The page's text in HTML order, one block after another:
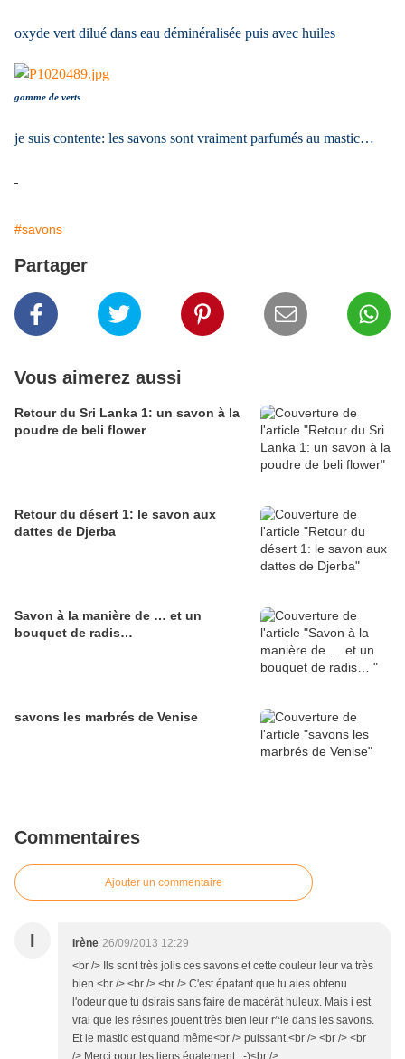
oxyde vert dilué dans eau déminéralisée puis avec huiles
gamme de verts
je suis contente: les savons sont vraiment parfumés au mastic…
#savons
Partager
Vous aimerez aussi
Retour du Sri Lanka 1: un savon à la
poudre de beli flower
Retour du désert 1: le savon aux
dattes de Djerba
Savon à la manière de … et un
bouquet de radis…
savons les marbrés de Venise
Commentaires
Ajouter un commentaire
I Irène 26/09/2013 12:29
<br /> Ils sont très jolis ces savons et cette couleur leur va très
bien.<br /> <br /> <br /> C'est épatant que tu aies obtenu
l'odeur que tu dsirais sans faire de macérât huleux. Mais i est
vrai que les résines jouent très bien leur r^le dans les savons.
Et le mastic est quand même<br /> puissant.<br /> <br /> <br
/> Merci pour les liens également. :-)<br />